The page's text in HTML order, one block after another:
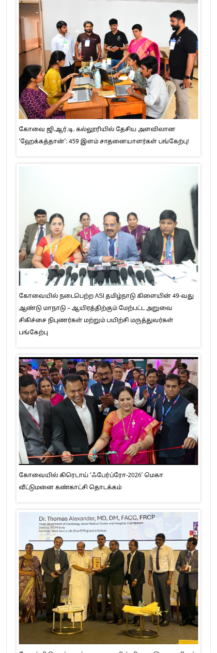
கோவை ஜி.ஆர்.டி. கல்லூரியில் தேசிய அளவிலான
‘ஹேக்கத்தான்’: 459 இளம் சாதனையாளர்கள் பங்கேற்பு!
கோவையில் நடைபெற்ற ASI தமிழ்நாடு கிளையின் 49-வது
ஆண்டு மாநாடு – ஆயிரத்திற்கும் மேற்பட்ட அறுவை
சிகிச்சை நிபுணர்கள் மற்றும் பயிற்சி மருத்துவர்கள்
பங்கேற்பு
கோவையில் கிரெடாய் ‘ஃபேர்ப்ரோ-2026’ மெகா
வீட்டுமனை கண்காட்சி தொடக்கம்